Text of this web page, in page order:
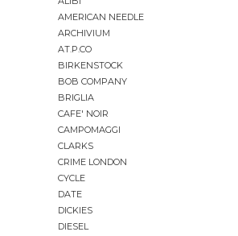
AMERICAN NEEDLE
ARCHIVIUM
AT.P.CO
BIRKENSTOCK
BOB COMPANY
BRIGLIA
CAFE' NOIR
CAMPOMAGGI
CLARKS
CRIME LONDON
CYCLE
DATE
DICKIES
DIESEL